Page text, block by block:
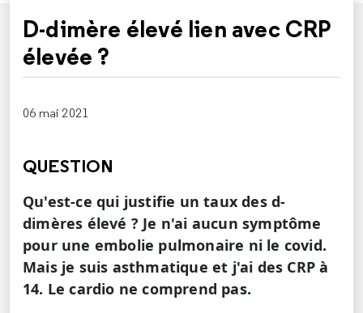
D-dimère élevé lien avec CRP
élevée ?
06 mai 2021
QUESTION
Qu'est-ce qui justifie un taux des d-
dimères élevé ? Je n'ai aucun symptôme
pour une embolie pulmonaire ni le covid.
Mais je suis asthmatique et j'ai des CRP à
14. Le cardio ne comprend pas.